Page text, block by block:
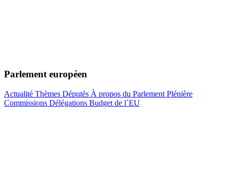
Parlement européen
Actualité Thèmes Députés À propos du Parlement Plénière
Commissions Délégations Budget de l´EU